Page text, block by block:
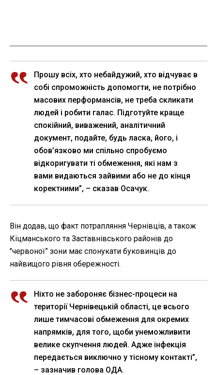
Прошу всіх, хто небайдужий, хто відчуває в
собі спроможність допомогти, не потрібно
масових перформансів, не треба скликати
людей і робити галас. Підготуйте краще
спокійний, виважений, аналітичний
документ, подайте, будь ласка, його, і
обов’язково ми спільно спробуємо
відкоригувати ті обмеження, які нам з
вами видаються зайвими або не до кінця
коректними”, – сказав Осачук.
Він додав, що факт потрапляння Чернівців, а також
Кіцманського та Заставнівського районів до
"червоної” зони має спонукати буковинців до
найвищого рівня обережності.
Ніхто не забороняє бізнес-процеси на
території Чернівецькій області, це всього
лише тимчасові обмеження для окремих
напрямків, для того, щоби унеможливити
велике скупчення людей. Адже інфекція
передається виключно у тісному контакті”,
– зазначив голова ОДА.